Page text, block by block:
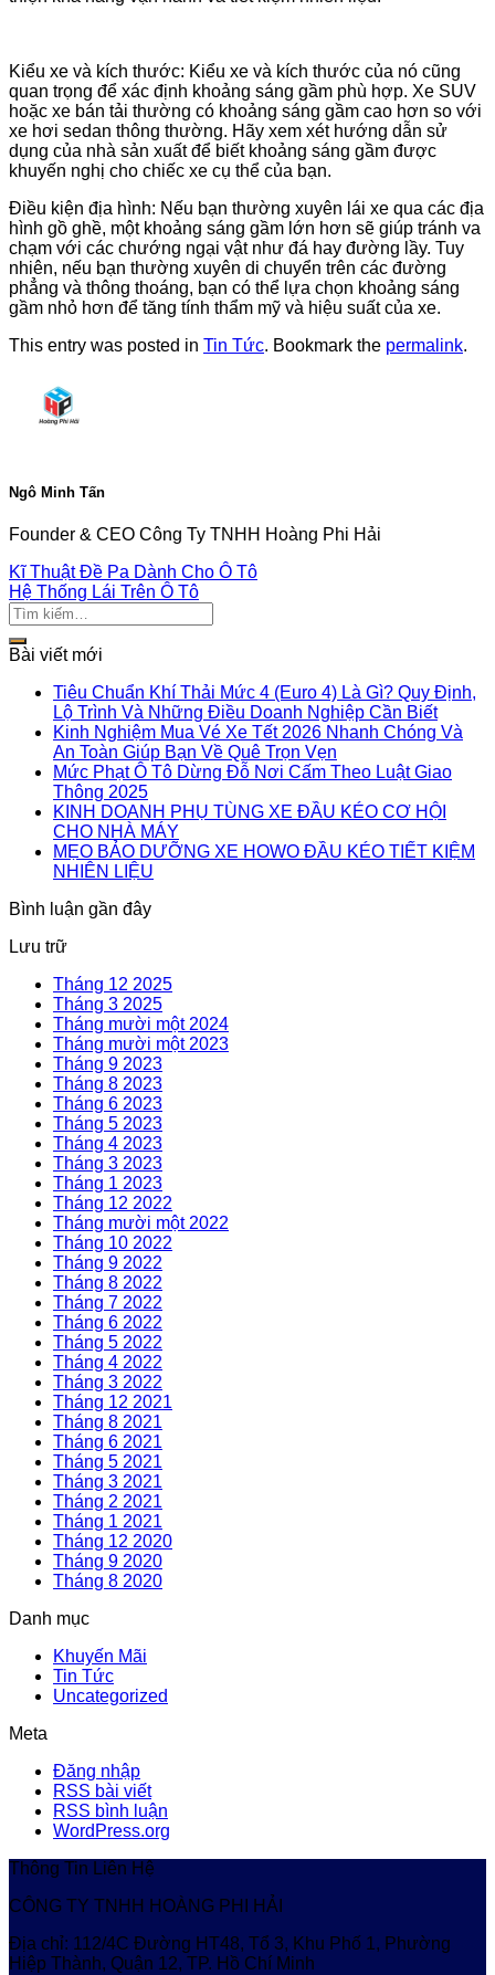
Kiểu xe và kích thước: Kiểu xe và kích thước của nó cũng
quan trọng để xác định khoảng sáng gầm phù hợp. Xe SUV
hoặc xe bán tải thường có khoảng sáng gầm cao hơn so với
xe hơi sedan thông thường. Hãy xem xét hướng dẫn sử
dụng của nhà sản xuất để biết khoảng sáng gầm được
khuyến nghị cho chiếc xe cụ thể của bạn.
Điều kiện địa hình: Nếu bạn thường xuyên lái xe qua các địa
hình gồ ghề, một khoảng sáng gầm lớn hơn sẽ giúp tránh va
chạm với các chướng ngại vật như đá hay đường lầy. Tuy
nhiên, nếu bạn thường xuyên di chuyển trên các đường
phẳng và thông thoáng, bạn có thể lựa chọn khoảng sáng
gầm nhỏ hơn để tăng tính thẩm mỹ và hiệu suất của xe.
This entry was posted in Tin Tức. Bookmark the permalink.
Ngô Minh Tấn
Founder & CEO Công Ty TNHH Hoàng Phi Hải
Kĩ Thuật Đề Pa Dành Cho Ô Tô
Hệ Thống Lái Trên Ô Tô
Bài viết mới
Tiêu Chuẩn Khí Thải Mức 4 (Euro 4) Là Gì? Quy Định,
Lộ Trình Và Những Điều Doanh Nghiệp Cần Biết
Kinh Nghiệm Mua Vé Xe Tết 2026 Nhanh Chóng Và
An Toàn Giúp Bạn Về Quê Trọn Vẹn
Mức Phạt Ô Tô Dừng Đỗ Nơi Cấm Theo Luật Giao
Thông 2025
KINH DOANH PHỤ TÙNG XE ĐẦU KÉO CƠ HỘI
CHO NHÀ MÁY
MẸO BẢO DƯỠNG XE HOWO ĐẦU KÉO TIẾT KIỆM
NHIÊN LIỆU
Bình luận gần đây
Lưu trữ
Tháng 12 2025
Tháng 3 2025
Tháng mười một 2024
Tháng mười một 2023
Tháng 9 2023
Tháng 8 2023
Tháng 6 2023
Tháng 5 2023
Tháng 4 2023
Tháng 3 2023
Tháng 1 2023
Tháng 12 2022
Tháng mười một 2022
Tháng 10 2022
Tháng 9 2022
Tháng 8 2022
Tháng 7 2022
Tháng 6 2022
Tháng 5 2022
Tháng 4 2022
Tháng 3 2022
Tháng 12 2021
Tháng 8 2021
Tháng 6 2021
Tháng 5 2021
Tháng 3 2021
Tháng 2 2021
Tháng 1 2021
Tháng 12 2020
Tháng 9 2020
Tháng 8 2020
Danh mục
Khuyến Mãi
Tin Tức
Uncategorized
Meta
Đăng nhập
RSS bài viết
RSS bình luận
WordPress.org
Thông Tin Liên Hệ
CÔNG TY TNHH HOÀNG PHI HẢI
Địa chỉ: 112/4C Đường HT48, Tổ 3, Khu Phố 1, Phường
Hiệp Thành, Quận 12, TP. Hồ Chí Minh